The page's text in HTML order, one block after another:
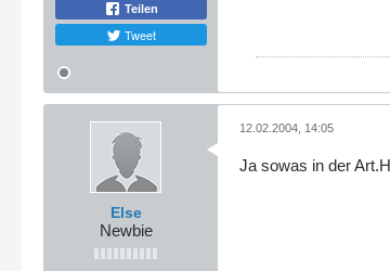
Teilen
Tweet
Else
Newbie
12.02.2004, 14:05
Ja sowas in der